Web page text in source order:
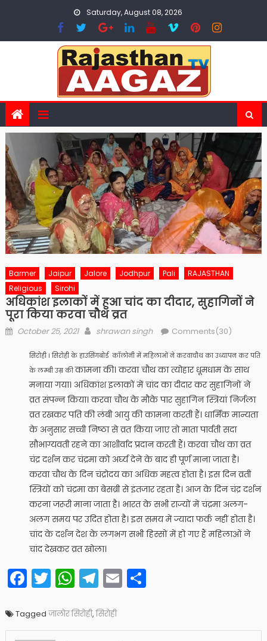
Saturday, August 08, 2026
Barmer Jaipur Jalore Jodhpur Pali
RAJASTHAN
Religious
Sirohi
अधिकांश इलाकों में हुआ चांद का दीदार, सुहागिनों ने
पूरा किया करवा चौथ व्रत
Posted
October 25, 2021 Author
shrawan singh Comments(30)
सिरोही । सिरोही के हाउसिंगबोर्ड कॉलोनी में महिलाओं ने करवाचौथ का उध्यापन कर पति
के लम्बी उम्र कीकामना की। करवा चौथ का त्योहार धूमधाम के साथ
मनाया गया। अधिकांश इलाकों में चांद का दीदार कर सुहागिनों ने
व्रत संपन्न किया। करवा चौथ के मौके पार सुहागिन स्त्रियां निर्जला
व्रत रखकर पति की लंबी आयु की कामना करती हैं। धार्मिक मान्यता
के अनुसार सच्ची निष्ठा से व्रत किया जाए तो माता पार्वती सदा
सौभाग्यवती रहने का आशीर्वाद प्रदान करती हैं। करवा चौथ का व्रत
चंद्र दर्शन कर चंद्रमा को अर्घ्य देने के बाद ही पूर्ण माना जाता है।
करवा चौथ के दिन चंद्रोदय का अधिक महत्व होता है। इस दिन व्रती
स्त्रियों को चंद्रमा का बेसब्री से इंतजार रहता है। आज के दिन चंद्र दर्शन
करना जरूरी माना जाता है। भारत के सभी राज्यों में चंद्रमा अलग-
अलग समय पर उदित होता है। इस समय में ज्यादा फर्क नहीं होता है।
चांद के दर्शन देश के लगभग सभी हिस्सों में हो गए हैं महिलाओं ने
चांद देखकर व्रत खोला।
Facebook
Twitter
WhatsApp
Telegram
EmailShare
Tagged जालोर सिरोही,सिरोही